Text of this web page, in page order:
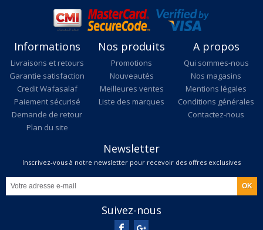
Informations
Livraisons et retours
Garantie satisfaction
Credit Wafasalaf
Paiement sécurisé
Demande de retour
Plan du site
Nos produits
Promotions
Nouveautés
Meilleures ventes
Liste des marques
A propos
Qui sommes-nous
Nos magasins
Mentions légales
Conditions générales
Contactez-nous
Newsletter
Inscrivez-vous à notre newsletter pour recevoir des offres exclusives
Suivez-nous